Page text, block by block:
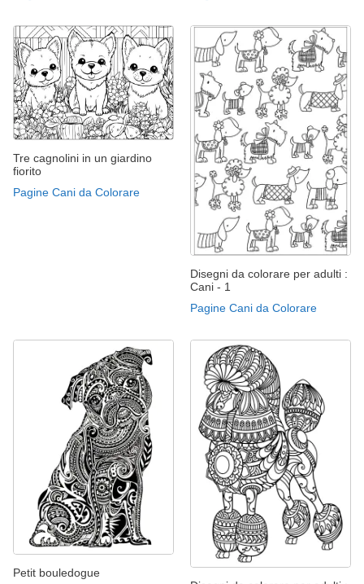
Tre cagnolini in un giardino
fiorito
Pagine Cani da Colorare
Disegni da colorare per adulti :
Cani - 1
Pagine Cani da Colorare
Petit bouledogue